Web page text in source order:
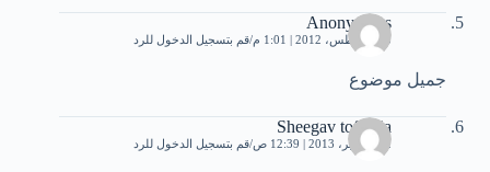
Anonymous
23 أغسطس، 2012 | 1:01 م قم بتسجيل الدخول للرد
جميل موضوع
Sheegav tofailiia
12 سبتمبر، 2013 | 12:39 ص قم بتسجيل الدخول للرد